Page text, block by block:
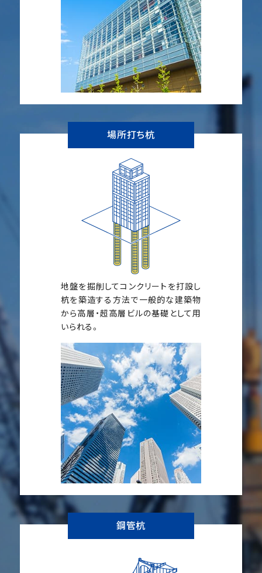
場所打ち杭
地盤を掘削してコンクリートを打設し
杭を築造する方法で一般的な建築物
から高層・超高層ビルの基礎として用
いられる。
鋼管杭